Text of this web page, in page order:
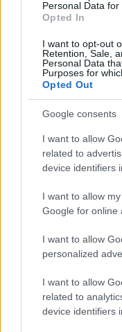
Personal Data for
Opted In
I want to opt-out
Retention, Sale,
Personal Data
Purposes for
Opted Out
Google consents
I want to allow
related to
device identifiers
I want to allow
Google for online
I want to allow
personalized
I want to allow
related to
device identifiers
Τον Μάιο τελικά η
αναβάθμιση των
ΣΗΜΕΡΑ